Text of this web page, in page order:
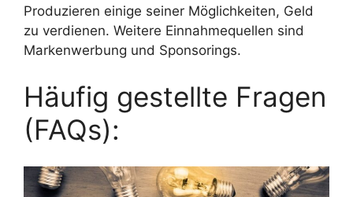
Produzieren einige seiner Möglichkeiten, Geld
zu verdienen. Weitere Einnahmequellen sind
Markenwerbung und Sponsorings.
Häufig gestellte Fragen
(FAQs):